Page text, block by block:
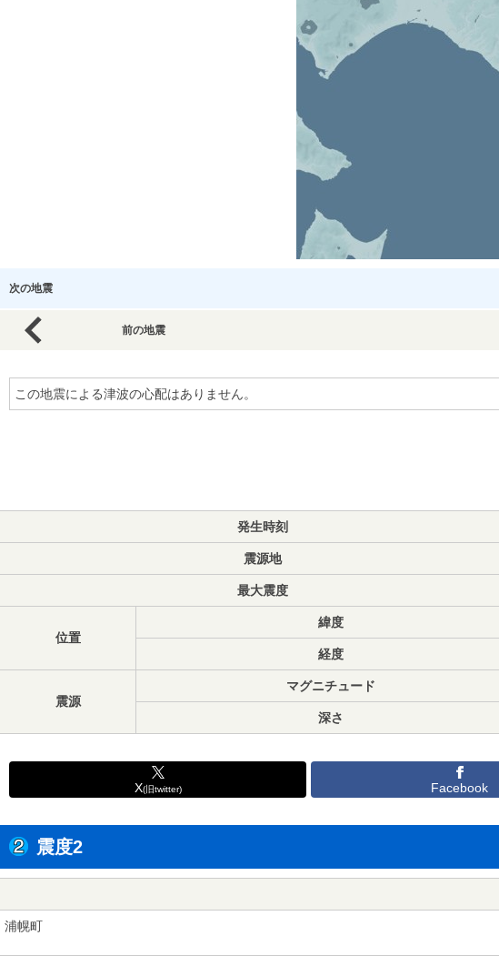
次の地震
前の地震
この地震による津波の心配はありません。
発生時刻
震源地
最大震度
位置
緯度
経度
震源
マグニチュード
深さ
X(旧twitter) Facebook
震度2
浦幌町